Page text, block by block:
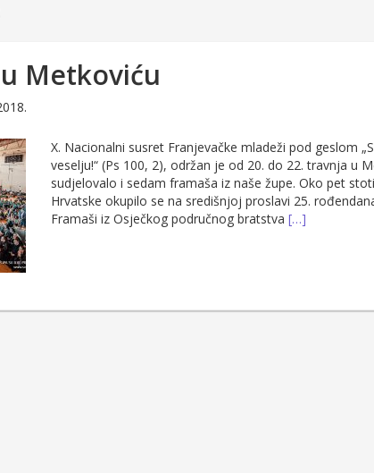
Metkoviću
X. Nacionalni susret Franjevačke mladeži pod geslom
veselju!“ (Ps 100, 2), održan je od 20. do 22. travnja u
sudjelovalo i sedam framaša iz naše župe. Oko pet
Hrvatske okupilo se na središnjoj proslavi 25.
Framaši iz Osječkog područnog bratstva […]